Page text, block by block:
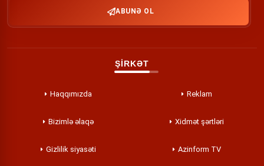
ABUNƏ OL
ŞİRKƏT
Haqqımızda Reklam
Bizimlə əlaqə Xidmət şərtləri
Gizlilik siyasəti Azinform TV